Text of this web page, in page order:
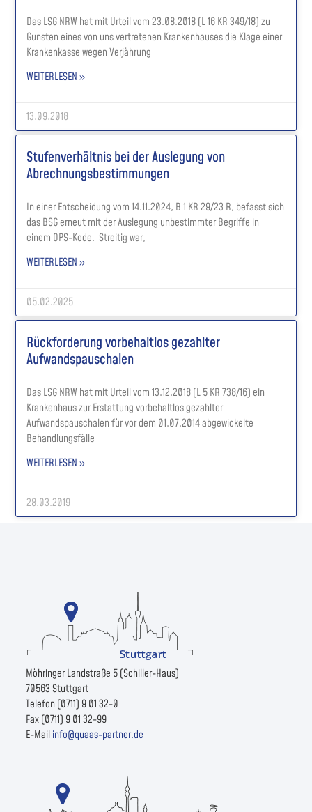
Das LSG NRW hat mit Urteil vom 23.08.2018 (L 16 KR 349/18) zu
Gunsten eines von uns vertretenen Krankenhauses die Klage einer
Krankenkasse wegen Verjährung
WEITERLESEN »
13.09.2018
Stufenverhältnis bei der Auslegung von
Abrechnungsbestimmungen
In einer Entscheidung vom 14.11.2024, B 1 KR 29/23 R, befasst sich
das BSG erneut mit der Auslegung unbestimmter Begriffe in
einem OPS-Kode. Streitig war,
WEITERLESEN »
05.02.2025
Rückforderung vorbehaltlos gezahlter
Aufwandspauschalen
Das LSG NRW hat mit Urteil vom 13.12.2018 (L 5 KR 738/16) ein
Krankenhaus zur Erstattung vorbehaltlos gezahlter
Aufwandspauschalen für vor dem 01.07.2014 abgewickelte
Behandlungsfälle
WEITERLESEN »
28.03.2019
Möhringer Landstraße 5 (Schiller-Haus)
70563 Stuttgart
Telefon (0711) 9 01 32-0
Fax (0711) 9 01 32-99
E-Mailinfo@quaas-partner.de